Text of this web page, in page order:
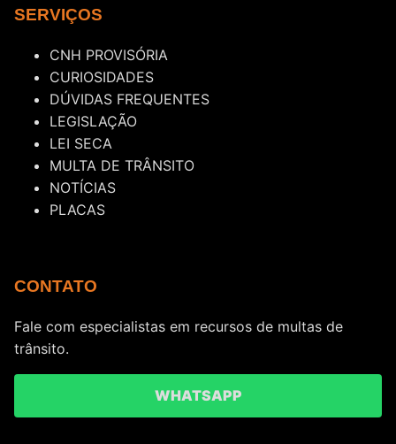
SERVIÇOS
CNH PROVISÓRIA
CURIOSIDADES
DÚVIDAS FREQUENTES
LEGISLAÇÃO
LEI SECA
MULTA DE TRÂNSITO
NOTÍCIAS
PLACAS
CONTATO
Fale com especialistas em recursos de multas de
trânsito.
WHATSAPP